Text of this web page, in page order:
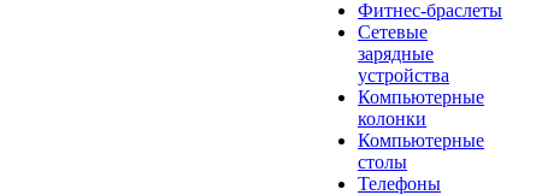
Фитнес-браслеты
Сетевые
зарядные
устройства
Компьютерные
колонки
Компьютерные
столы
Телефоны